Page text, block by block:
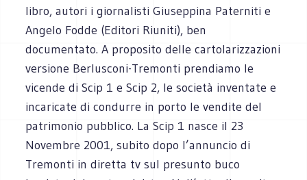
libro, autori i giornalisti Giuseppina Paterniti e
Angelo Fodde (Editori Riuniti), ben
documentato. A proposito delle cartolarizzazioni
versione Berlusconi-Tremonti prendiamo le
vicende di Scip 1 e Scip 2, le società inventate e
incaricate di condurre in porto le vendite del
patrimonio pubblico. La Scip 1 nasce il 23
Novembre 2001, subito dopo l’annuncio di
Tremonti in diretta tv sul presunto buco